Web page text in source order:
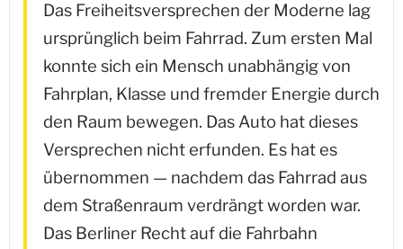
Das Freiheitsversprechen der Moderne lag
ursprünglich beim Fahrrad. Zum ersten Mal
konnte sich ein Mensch unabhängig von
Fahrplan, Klasse und fremder Energie durch
den Raum bewegen. Das Auto hat dieses
Versprechen nicht erfunden. Es hat es
übernommen — nachdem das Fahrrad aus
dem Straßenraum verdrängt worden war.
Das Berliner Recht auf die Fahrbahn